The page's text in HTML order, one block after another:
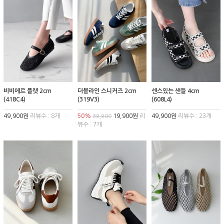
비비에르 플랫 2cm
(418C4)
49,900원 리뷰수 : 8개
더블라인 스니커즈 2cm
(319V3)
50% 39,90019,900원 리
뷰수 : 7개
센스있는 샌들 4cm
(608L4)
49,900원 리뷰수 : 23개